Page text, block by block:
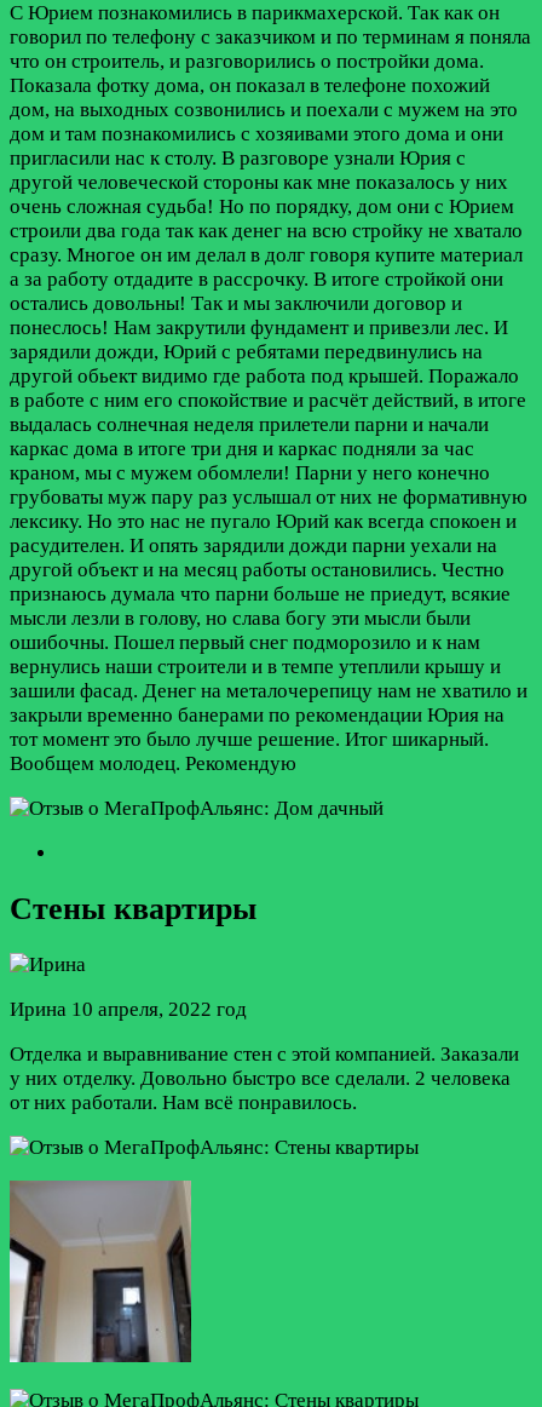
С Юрием познакомились в парикмахерской. Так как он
говорил по телефону с заказчиком и по терминам я поняла
что он строитель, и разговорились о постройки дома.
Показала фотку дома, он показал в телефоне похожий
дом, на выходных созвонились и поехали с мужем на это
дом и там познакомились с хозяивами этого дома и они
пригласили нас к столу. В разговоре узнали Юрия с
другой человеческой стороны как мне показалось у них
очень сложная судьба! Но по порядку, дом они с Юрием
строили два года так как денег на всю стройку не хватало
сразу. Многое он им делал в долг говоря купите материал
а за работу отдадите в рассрочку. В итоге стройкой они
остались довольны! Так и мы заключили договор и
понеслось! Нам закрутили фундамент и привезли лес. И
зарядили дожди, Юрий с ребятами передвинулись на
другой обьект видимо где работа под крышей. Поражало
в работе с ним его спокойствие и расчёт действий, в итоге
выдалась солнечная неделя прилетели парни и начали
каркас дома в итоге три дня и каркас подняли за час
краном, мы с мужем обомлели! Парни у него конечно
грубоваты муж пару раз услышал от них не формативную
лексику. Но это нас не пугало Юрий как всегда спокоен и
расудителен. И опять зарядили дожди парни уехали на
другой объект и на месяц работы остановились. Честно
признаюсь думала что парни больше не приедут, всякие
мысли лезли в голову, но слава богу эти мысли были
ошибочны. Пошел первый снег подморозило и к нам
вернулись наши строители и в темпе утеплили крышу и
зашили фасад. Денег на металочерепицу нам не хватило и
закрыли временно банерами по рекомендации Юрия на
тот момент это было лучше решение. Итог шикарный.
Вообщем молодец. Рекомендую
Стены квартиры
Ирина 10 апреля, 2022 год
Отделка и выравнивание стен с этой компанией. Заказали
у них отделку. Довольно быстро все сделали. 2 человека
от них работали. Нам всё понравилось.